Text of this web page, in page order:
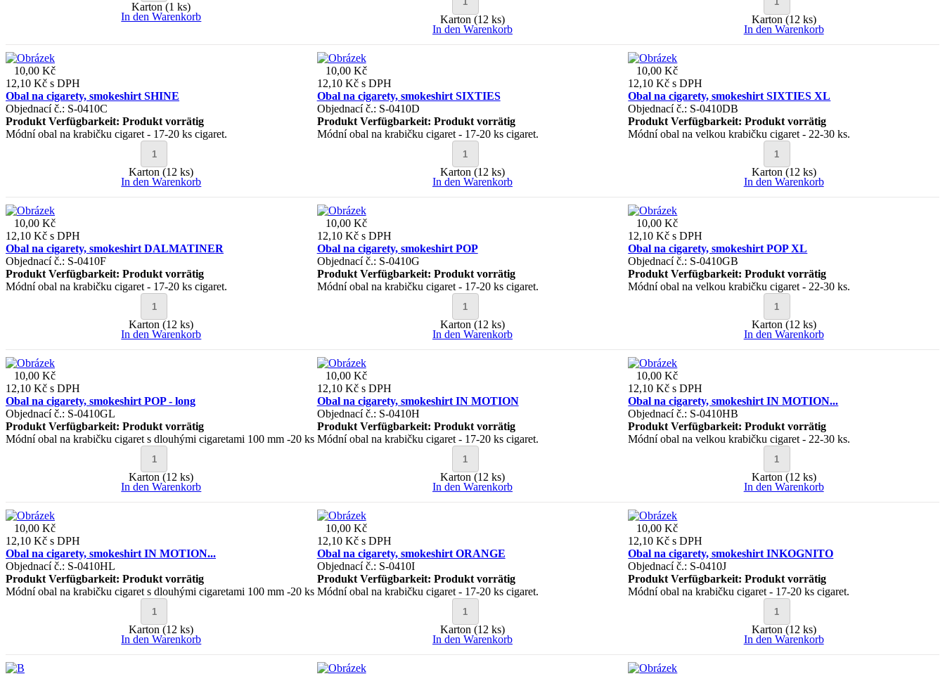
Karton (1 ks)
In den Warenkorb
Karton (12 ks)
In den Warenkorb
Karton (12 ks)
In den Warenkorb
10,00 Kč
12,10 Kč s DPH
Obal na cigarety, smokeshirt SHINE
Objednací č.: S-0410C
Produkt Verfügbarkeit: Produkt vorrätig
Módní obal na krabičku cigaret - 17-20 ks cigaret.
Karton (12 ks)
In den Warenkorb
10,00 Kč
12,10 Kčs DPH
Obal na cigarety, smokeshirt SIXTIES
Objednací č.: S-0410D
Produkt Verfügbarkeit: Produkt vorrätig
Módní obal na krabičku cigaret - 17-20 ks cigaret.
Karton (12 ks)
In den Warenkorb
10,00 Kč
12,10 Kč s DPH
Obal na cigarety, smokeshirt SIXTIES XL
Objednací č.: S-0410DB
Produkt Verfügbarkeit:Produkt vorrätig
Módní obal na velkou krabičku cigaret - 22-30 ks.
Karton (12 ks)
In den Warenkorb
10,00 Kč
12,10 Kč s DPH
Obal na cigarety, smokeshirt DALMATINER
Objednací č.: S-0410F
Produkt Verfügbarkeit: Produkt vorrätig
Módní obal na krabičku cigaret - 17-20 ks cigaret.
Karton (12 ks)
In den Warenkorb
10,00 Kč
12,10 Kčs DPH
Obal na cigarety, smokeshirt POP
Objednací č.: S-0410G
Produkt Verfügbarkeit: Produkt vorrätig
Módní obal na krabičku cigaret - 17-20 ks cigaret.
Karton (12 ks)
In den Warenkorb
10,00 Kč
12,10 Kč s DPH
Obal na cigarety, smokeshirt POP XL
Objednací č.: S-0410GB
Produkt Verfügbarkeit:Produkt vorrätig
Módní obal na velkou krabičku cigaret - 22-30 ks.
Karton (12 ks)
In den Warenkorb
10,00 Kč
12,10 Kč s DPH
Obal na cigarety, smokeshirt POP - long
Objednací č.: S-0410GL
Produkt Verfügbarkeit: Produkt vorrätig
Módní obal na krabičku cigaret s dlouhými cigaretami 100 mm -20 ks
Karton (12 ks)
In den Warenkorb
10,00 Kč
12,10 Kčs DPH
Obal na cigarety, smokeshirt IN MOTION
Objednací č.: S-0410H
Produkt Verfügbarkeit: Produkt vorrätig
Módní obal na krabičku cigaret - 17-20 ks cigaret.
Karton (12 ks)
In den Warenkorb
10,00 Kč
12,10 Kč s DPH
Obal na cigarety, smokeshirt IN MOTION...
Objednací č.: S-0410HB
Produkt Verfügbarkeit:Produkt vorrätig
Módní obal na velkou krabičku cigaret - 22-30 ks.
Karton (12 ks)
In den Warenkorb
10,00 Kč
12,10 Kč s DPH
Obal na cigarety, smokeshirt IN MOTION...
Objednací č.: S-0410HL
Produkt Verfügbarkeit: Produkt vorrätig
Módní obal na krabičku cigaret s dlouhými cigaretami 100 mm -20 ks
Karton (12 ks)
In den Warenkorb
10,00 Kč
12,10 Kčs DPH
Obal na cigarety, smokeshirt ORANGE
Objednací č.: S-0410I
Produkt Verfügbarkeit: Produkt vorrätig
Módní obal na krabičku cigaret - 17-20 ks cigaret.
Karton (12 ks)
In den Warenkorb
10,00 Kč
12,10 Kč s DPH
Obal na cigarety, smokeshirt INKOGNITO
Objednací č.: S-0410J
Produkt Verfügbarkeit:Produkt vorrätig
Módní obal na krabičku cigaret - 17-20 ks cigaret.
Karton (12 ks)
In den Warenkorb